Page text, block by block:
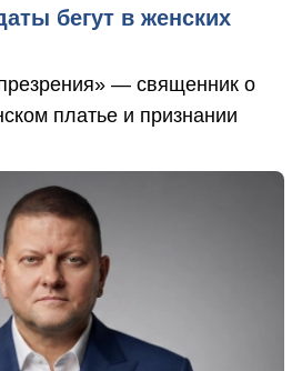
бегут в женских
— священник о
платье и признании